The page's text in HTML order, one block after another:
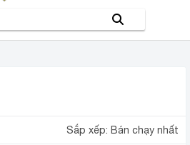
Sắp xếp: Bán chạy nhất